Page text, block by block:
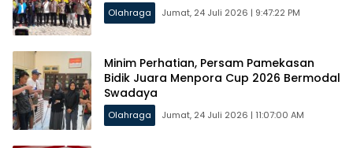
Olahraga Jumat, 24 Juli 2026 | 9:47:22 PM
Minim Perhatian, Persam Pamekasan
Bidik Juara Menpora Cup 2026 Bermodal
Swadaya
Olahraga Jumat, 24 Juli 2026 | 11:07:00 AM